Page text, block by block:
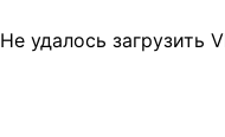
Не удалось загрузить